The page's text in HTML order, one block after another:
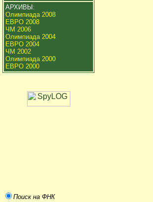
АРХИВЫ:
Олимпиада 2008
ЕВРО 2008
ЧМ 2006
Олимпиада 2004
ЕВРО 2004
ЧМ 2002
Олимпиада 2000
ЕВРО 2000
Поиск на ФНК